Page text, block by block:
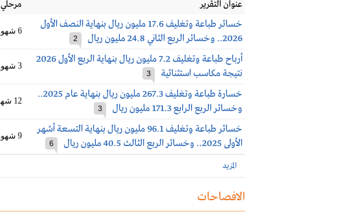
عنوان التقرير مرحلي
خسائر طباعة وتغليف 17.6 مليون ريال بنهاية النصف الأول
2026.. وخسائر الربع الثاني 24.8 مليون ريال
2
6 شهور
أرباح طباعة وتغليف 7.2 مليون ريال بنهاية الربع الأول 2026
نتيجة مكاسب استثنائية
3
3 شهور
خسارة طباعة وتغليف 267.3 مليون ريال بنهاية عام 2025..
وخسائر الربع الرابع 171.3 مليون ريال
3
12 شهر
خسائر طباعة وتغليف 96.1 مليون ريال بنهاية التسعة أشهر
الأولى 2025.. وخسائر الربع الثالث 40.5 مليون ريال
6
9 شهور
المزيد
الافصاحات